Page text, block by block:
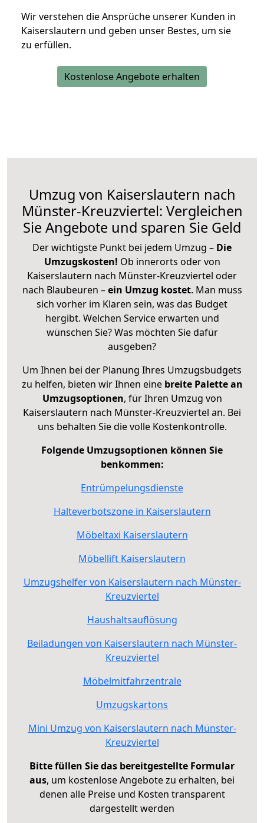
Wir verstehen die Ansprüche unserer Kunden in
Kaiserslautern und geben unser Bestes, um sie
zu erfüllen.
Kostenlose Angebote erhalten
Umzug von Kaiserslautern nach
Münster-Kreuzviertel: Vergleichen
Sie Angebote und sparen Sie Geld
Der wichtigste Punkt bei jedem Umzug – Die
Umzugskosten! Ob innerorts oder von
Kaiserslautern nach Münster-Kreuzviertel oder
nach Blaubeuren –ein Umzug kostet. Man muss
sich vorher im Klaren sein, was das Budget
hergibt. Welchen Service erwarten und
wünschen Sie? Was möchten Sie dafür
ausgeben?
Um Ihnen bei der Planung Ihres Umzugsbudgets
zu helfen, bieten wir Ihnen eine breite Palette an
Umzugsoptionen, für Ihren Umzug von
Kaiserslautern nach Münster-Kreuzviertel an. Bei
uns behalten Sie die volle Kostenkontrolle.
Folgende Umzugsoptionen können Sie
benkommen:
Entrümpelungsdienste
Halteverbotszone in Kaiserslautern
Möbeltaxi Kaiserslautern
Möbellift Kaiserslautern
Umzugshelfer von Kaiserslautern nach Münster-
Kreuzviertel
Haushaltsauflösung
Beiladungen von Kaiserslautern nach Münster-
Kreuzviertel
Möbelmitfahrzentrale
Umzugskartons
Mini Umzug von Kaiserslautern nach Münster-
Kreuzviertel
Bitte füllen Sie das bereitgestellte Formular
aus, um kostenlose Angebote zu erhalten, bei
denen alle Preise und Kosten transparent
dargestellt werden